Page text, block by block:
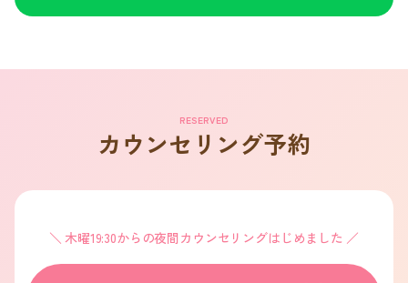
RESERVED
カウンセリング予約
木曜19:30からの夜間カウンセリングはじめました